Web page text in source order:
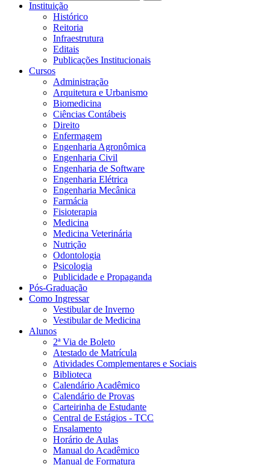
Instituição
Histórico
Reitoria
Infraestrutura
Editais
Publicações Institucionais
Cursos
Administração
Arquitetura e Urbanismo
Biomedicina
Ciências Contábeis
Direito
Enfermagem
Engenharia Agronômica
Engenharia Civil
Engenharia de Software
Engenharia Elétrica
Engenharia Mecânica
Farmácia
Fisioterapia
Medicina
Medicina Veterinária
Nutrição
Odontologia
Psicologia
Publicidade e Propaganda
Pós-Graduação
Como Ingressar
Vestibular de Inverno
Vestibular de Medicina
Alunos
2ª Via de Boleto
Atestado de Matrícula
Atividades Complementares e Sociais
Biblioteca
Calendário Acadêmico
Calendário de Provas
Carteirinha de Estudante
Central de Estágios - TCC
Ensalamento
Horário de Aulas
Manual do Acadêmico
Manual de Formatura